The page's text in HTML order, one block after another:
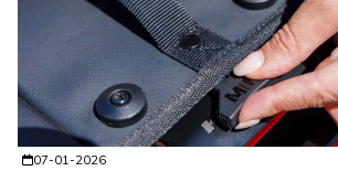
07-01-2026